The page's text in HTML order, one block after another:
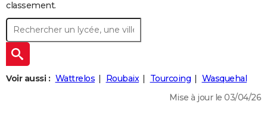
BRICOLAGE
Forum
Aménagement intérieur
Extérieur
Cuisine
Salle de bains
Jardinage
Rangement
+WEEK-END
Guides de France
Escapades
Patrimoine
Expositions
Musées
Week-end nature
+
LIFESTYLE
classement.
Voir aussi : Wattrelos Roubaix Tourcoing
Wasquehal
Mise à jour le 03/04/26